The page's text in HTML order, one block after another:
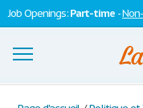
Job Openings:Part-time -
Dissertations